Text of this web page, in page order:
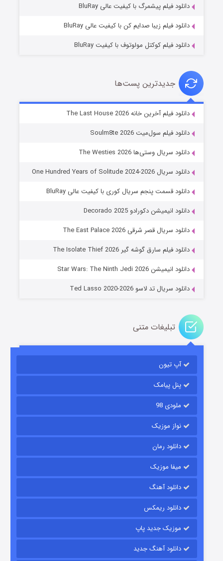
شوگر فصل ۲
خاندان اژدها فصل ۳
قسمت۶ (زیرنویس) منتشر شد
قسمت
دانلود فیلم پیشمرگ با کیفیت عالی BluRay
دانلود فیلم زیبا صدایم کن با کیفیت عالی BluRay
دانلود فیلم کوکتل مولوتوف با کیفیت BluRay
جدیدترین پست‌ها
دانلود فیلم آخرین خانه The Last House 2026
دانلود فیلم سول‌میت Soulm8te 2026
دانلود سریال وستی‌ها The Westies 2026
دانلود سریال One Hundred Years of Solitude 2024-2026
دانلود قسمت پنجم سریال کوری با کیفیت عالی BluRay
دانلود انیمیشن دکورادو Decorado 2025
دانلود سریال قصر شرقی The East Palace 2026
دانلود فیلم سارق گوشه گیر The Isolate Thief 2026
دانلود انیمیشن Star Wars: The Ninth Jedi 2026
دانلود سریال تد لاسو Ted Lasso 2020-2026
تبلیغات متنی
آپ تیون
پنل پیامک
ملودی 98
نواز موزیک
دانلود رمان
میفا موزیک
دانلود آهنگ
دانلود ریمکس
موزیک جدید پاپ
دانلود آهنگ جدید